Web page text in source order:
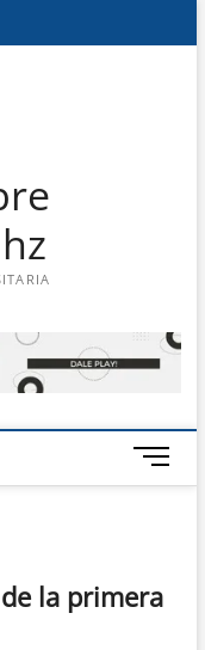
B
o
d
e
la primera